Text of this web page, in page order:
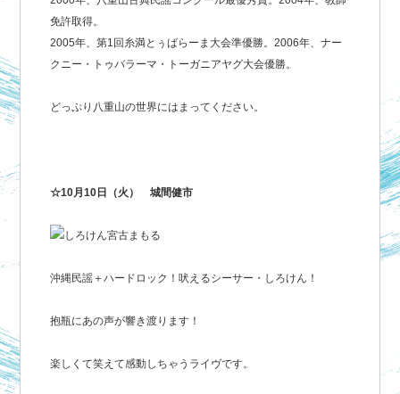
免許取得。
2005年、第1回糸満とぅばらーま大会準優勝。2006年、ナー
クニー・トゥバラーマ・トーガニアヤグ大会優勝。
どっぷり八重山の世界にはまってください。
☆10月10日（火） 城間健市
沖縄民謡＋ハードロック！吠えるシーサー・しろけん！
抱瓶にあの声が響き渡ります！
楽しくて笑えて感動しちゃうライヴです。